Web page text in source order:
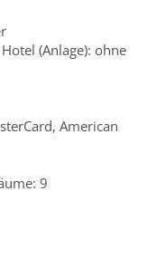
(Anlage): ohne
American
9